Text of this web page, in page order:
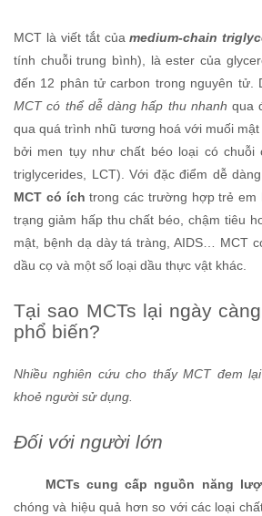
MCT là viết tắt củamedium-chain
tính chuỗi trung bình), là ester của
đến 12 phân tử carbon trong nguyên tử.
MCT có thể dễ dàng hấp thu nhanh qua
qua quá trình nhũ tương hoá với muối
bởi men tụy như chất béo loại có chuỗi
triglycerides, LCT). Với đặc điểm dễ
MCT có ích trong các trường hợp trẻ
trạng giảm hấp thu chất béo, chậm tiêu
mật, bệnh dạ dày tá tràng, AIDS… MCT
dầu cọ và một số loại dầu thực vật khác.
Tại sao MCTs lại ngày
phổ biến?
Nhiều nghiên cứu cho thấy MCT đem
khoẻ người sử dụng.
Đối với người lớn
MCTs cung cấp nguồn năng
chóng và hiệu quả hơn so với các loại